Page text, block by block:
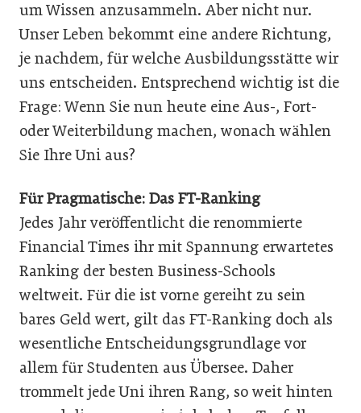
um Wissen anzusammeln. Aber nicht nur.
Unser Leben bekommt eine andere Richtung,
je nachdem, für welche Ausbildungsstätte wir
uns entscheiden. Entsprechend wichtig ist die
Frage: Wenn Sie nun heute eine Aus-, Fort-
oder Weiterbildung machen, wonach wählen
Sie Ihre Uni aus?
Für Pragmatische: Das FT-Ranking
Jedes Jahr veröffentlicht die renommierte
Financial Times ihr mit Spannung erwartetes
Ranking der besten Business-Schools
weltweit. Für die ist vorne gereiht zu sein
bares Geld wert, gilt das FT-Ranking doch als
wesentliche Entscheidungsgrundlage vor
allem für Studenten aus Übersee. Daher
trommelt jede Uni ihren Rang, so weit hinten